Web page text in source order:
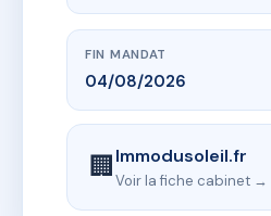
FIN MANDAT
04/08/2026
🏢Immodusoleil.fr
Voir la fiche cabinet →